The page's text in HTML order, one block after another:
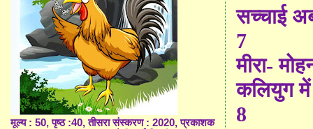
सच्चाई
7
मीरा-
कलियुग में
8
मूल्य : 50, पृष्ठ :40, तीसरा संस्करण : 2020, प्रकाशक